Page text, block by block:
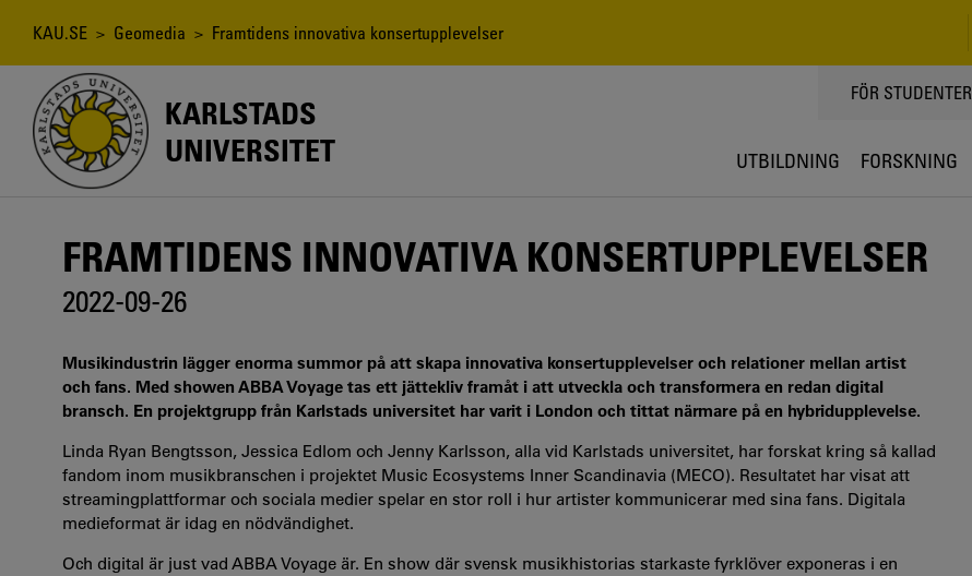
Länkstig
KAU.SE > Geomedia > Framtidens innovativa konsertupplevelser
KARLSTADS
UNIVERSITET
TOPPMENY
FÖR STUDENTER
UTBILDNING FORSKNING
FRAMTIDENS INNOVATIVA KONSERTUPPLEVELSER
2022-09-26
Musikindustrin lägger enorma summor på att skapa innovativa konsertupplevelser och relationer mellan artist
och fans. Med showen ABBA Voyage tas ett jättekliv framåt i att utveckla och transformera en redan digital
bransch. En projektgrupp från Karlstads universitet har varit i London och tittat närmare på en hybridupplevelse.
Linda Ryan Bengtsson, Jessica Edlom och Jenny Karlsson, alla vid Karlstads universitet, har forskat kring så kallad
fandom inom musikbranschen i projektet Music Ecosystems Inner Scandinavia (MECO). Resultatet har visat att
streamingplattformar och sociala medier spelar en stor roll i hur artister kommunicerar med sina fans. Digitala
medieformat är idag en nödvändighet.
Och digital är just vad ABBA Voyage är. En show där svensk musikhistorias starkaste fyrklöver exponeras i en